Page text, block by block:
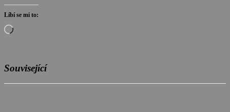
Líbí se mi to:
Načítání…
Související